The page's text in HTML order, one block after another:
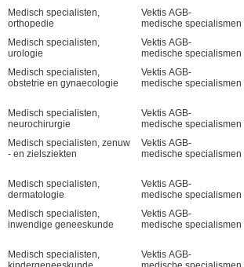
Medisch specialisten,
orthopedie
Vektis AGB-
medische specialismen
Medisch specialisten,
urologie
Vektis AGB-
medische specialismen
Medisch specialisten,
obstetrie en gynaecologie
Vektis AGB-
medische specialismen
Medisch specialisten,
neurochirurgie
Vektis AGB-
medische specialismen
Medisch specialisten, zenuw
- en zielsziekten
Vektis AGB-
medische specialismen
Medisch specialisten,
dermatologie
Vektis AGB-
medische specialismen
Medisch specialisten,
inwendige geneeskunde
Vektis AGB-
medische specialismen
Medisch specialisten,
Vektis AGB-